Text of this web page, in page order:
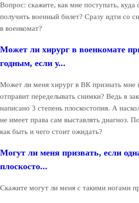
Вопрос: скажите, как мне поступать,
получить военный билет? Сразу идти со
в военкомат?
Может ли хирург в военкомате
годным, если у...
Может ли меня хирург в ВК признать мне
отправит переделывать снимки? Ведь в
написано 3 степень плоскостопия. А
не имеет права сам выставлять диагноз.
как быть и чего стоит ожидать?
Могут ли меня призвать, если
плоскосто...
Скажите могут ли меня с такими ногами